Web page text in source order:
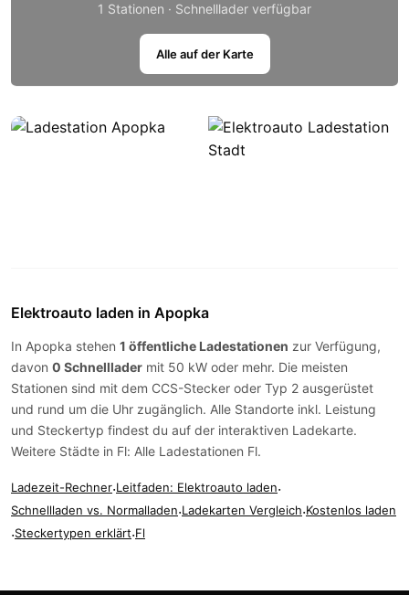
1 Stationen · Schnelllader verfügbar
Alle auf der Karte
Elektroauto laden in Apopka
In Apopka stehen 1 öffentliche Ladestationen zur Verfügung,
davon 0 Schnelllader mit 50 kW oder mehr. Die meisten
Stationen sind mit dem CCS-Stecker oder Typ 2 ausgerüstet
und rund um die Uhr zugänglich. Alle Standorte inkl. Leistung
und Steckertyp findest du auf der interaktiven Ladekarte.
Weitere Städte in Fl: Alle Ladestationen Fl.
Ladezeit-Rechner·Leitfaden: Elektroauto laden·
Schnellladen vs. Normalladen·Ladekarten Vergleich·Kostenlos laden
·Steckertypen erklärt·Fl